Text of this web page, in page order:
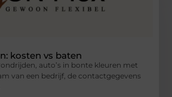
kosten vs baten
auto’s in bonte kleuren met
van een bedrijf, de contactgegevens